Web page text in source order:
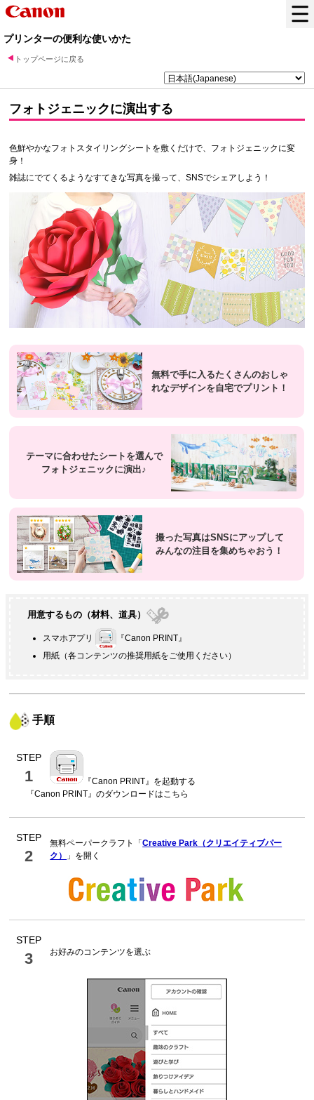
プリンターの便利な使いかた
トップページに戻る
フォトジェニックに演出する
色鮮やかなフォトスタイリングシートを敷くだけで、フォトジェニックに変
身！
雑誌にでてくるようなすてきな写真を撮って、SNSでシェアしよう！
無料で手に入るたくさんのおしゃ
れなデザインを自宅でプリント！
テーマに合わせたシートを選んで
フォトジェニックに演出♪
撮った写真はSNSにアップして
みんなの注目を集めちゃおう！
用意するもの（材料、道具）
スマホアプリ 『Canon PRINT』
用紙（各コンテンツの推奨用紙をご使用ください）
手順
STEP
1 『Canon PRINT』を起動する
『Canon PRINT』のダウンロードはこちら
STEP
2
無料ペーパークラフト「Creative Park（クリエイティブパー
ク）
」を開く
STEP
3 お好みのコンテンツを選ぶ